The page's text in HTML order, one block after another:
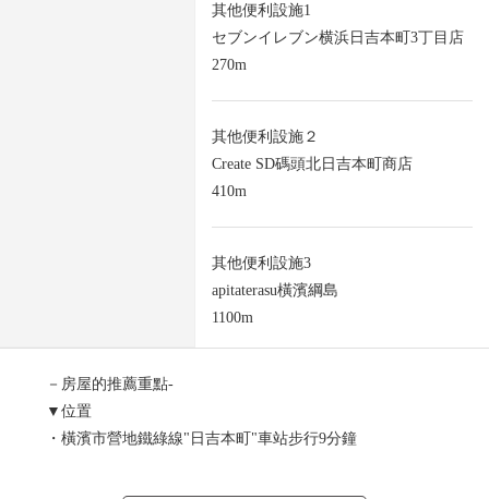
其他便利設施1
セブンイレブン横浜日吉本町3丁目店
270m
其他便利設施２
Create SD碼頭北日吉本町商店
410m
其他便利設施3
apitaterasu橫濱綱島
1100m
－房屋的推薦重點-
▼位置
・橫濱市營地鐵綠線"日吉本町"車站步行9分鐘